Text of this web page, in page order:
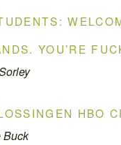
YOU’RE
HBO
Buck